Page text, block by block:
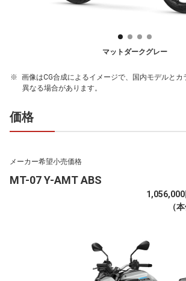
マットダークグレー
画像はCG合成によるイメージで、国内モデルと
異なる場合があります。
価格
メーカー希望小売価格
MT-07 Y-AMT ABS
1,056,000
（